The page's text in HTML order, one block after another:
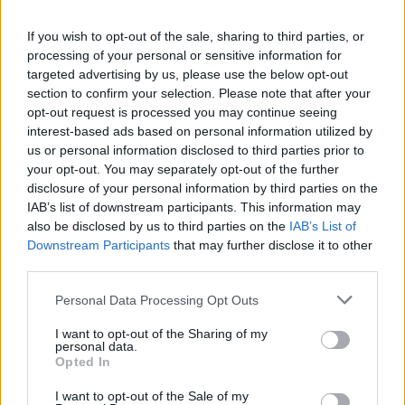
If you wish to opt-out of the sale, sharing to third parties, or
processing of your personal or sensitive information for
targeted advertising by us, please use the below opt-out
section to confirm your selection. Please note that after your
opt-out request is processed you may continue seeing
interest-based ads based on personal information utilized by
us or personal information disclosed to third parties prior to
your opt-out. You may separately opt-out of the further
disclosure of your personal information by third parties on the
IAB’s list of downstream participants. This information may
also be disclosed by us to third parties on the IAB’s List of
Downstream Participants that may further disclose it to other
Personal Data Processing Opt Outs
I want to opt-out of the Sharing of my
personal data.
Opted In
I want to opt-out of the Sale of my
situationen ikke var farlig, og at ulvens adfærd
fandt sted for at få løberen væk fra ulvehvalpen.
Men for at undgå "potentielle konfliktsituationer"
anbefaler myndigheder, at borgerne holder sig fra
området, indtil hændelsen er undersøgt nærmere.
Myndighederne forbyder ikke borgere at holde sig
helt væk fra området. Men hvis man vil være i
området, anbefaler myndighederne, at borgere
"udviser særlig agtpågivenhed".
Minister for natur og dyrevelfærd Christian
Rabjerg Madsen (S) siger, at myndighederne
agerer efter et forsigtighedsprincip.
Aktuelt
Nordjyder kan se årtiets største
solformørkelse
Emilie Nesheim Shaw
08. august 2026 kl. 14.00
NORDJYLLAND: Når solen går mod horisonten